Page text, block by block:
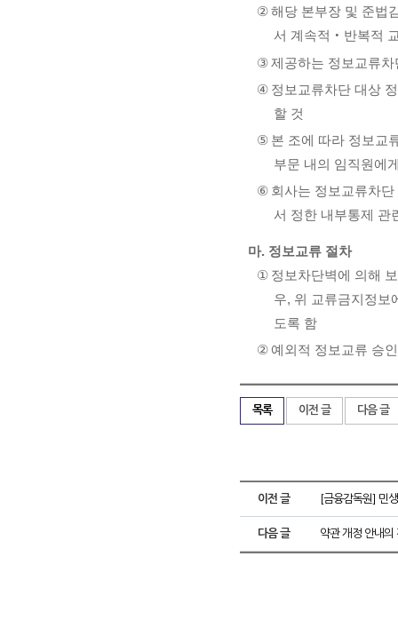
②해당 본부장 및 준법
서 계속적 ‧ 반복적
③제공하는 정보교류
④ 정보교류차단 대상
할 것
⑤ 본 조에 따라 정보교
부문 내의 임직원에
⑥ 회사는 정보교류차
서 정한 내부통제 관
마. 정보교류 절차
① 정보차단벽에 의해
우, 위 교류금지정보
도록 함
② 예외적 정보교류 승
목록 이전 글 다음 글
이전 글 [금융감독원] 민
다음 글 약관 개정 안내의